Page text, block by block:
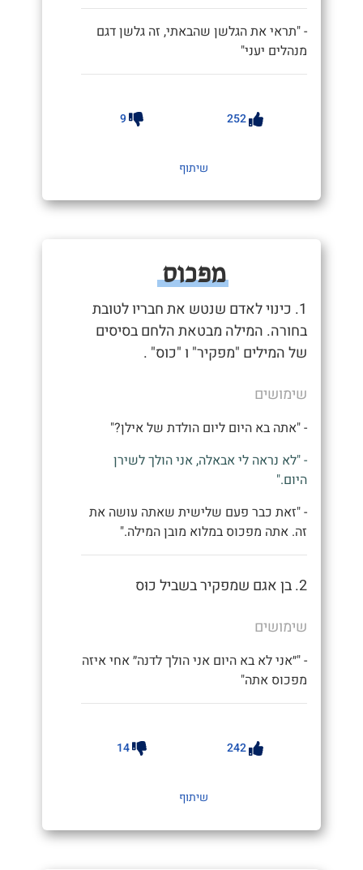
- "תראי את הגלשן שהבאתי, זה גלשן דגם
מנהלים יעני"
252
9
שיתוף
מפכוס
1. כינוי לאדם שנטש את חבריו לטובת
בחורה. המילה מבטאת הלחם בסיסים
של המילים "מפקיר" ו "כוס" .
שימושים
- "אתה בא היום ליום הולדת של אילן?"
- "לא נראה לי אבאלה, אני הולך לשירן
היום."
- "זאת כבר פעם שלישית שאתה עושה את
זה. אתה מפכוס במלוא מובן המילה."
2. בן אגם שמפקיר בשביל כוּס
שימושים
- "״אני לא בא היום אני הולך לדנה״ אחי איזה
מפכוס אתה"
242
14
שיתוף